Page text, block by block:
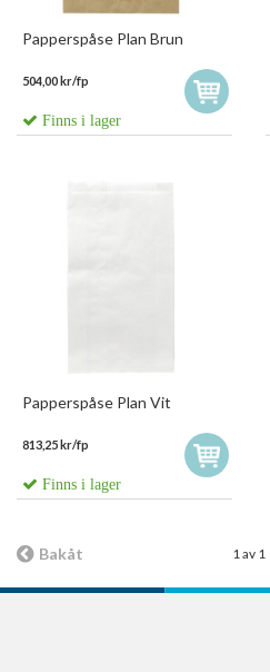
Papperspåse Plan Brun
504,00 kr/fp
Finns i lager
Papperspåse Plan Vit
813,25 kr/fp
Finns i lager
Bakåt 1 av 1